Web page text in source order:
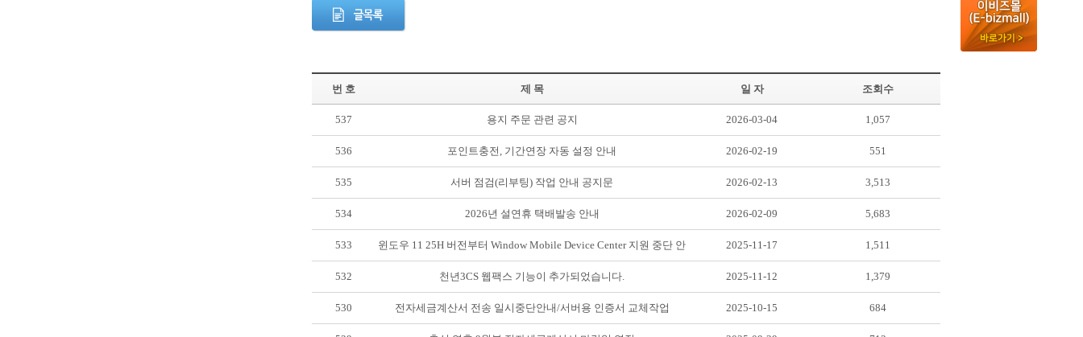
번 호 제 목 일 자 조회수
537 용지 주문 관련 공지 2026-03-04 1,057
536 포인트충전, 기간연장 자동 설정 안내 2026-02-19 551
535 서버 점검(리부팅) 작업 안내 공지문 2026-02-13 3,513
534 2026년 설연휴 택배발송 안내 2026-02-09 5,683
533 윈도우 11 25H 버전부터 Window Mobile Device Center 지원 중단 안
내
2025-11-17 1,511
532 천년3CS 웹팩스 기능이 추가되었습니다. 2025-11-12 1,379
530 전자세금계산서 전송 일시중단안내/서버용 인증서 교체작업 2025-10-15 684